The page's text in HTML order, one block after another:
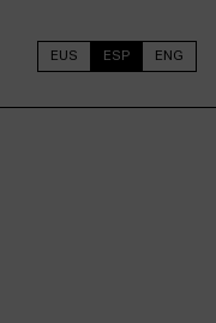
EUS ESP ENG